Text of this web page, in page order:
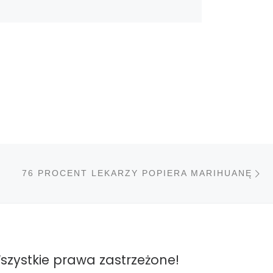
76 PROCENT LEKARZY POPIERA MARIHUANĘ
prawa zastrzeżone!